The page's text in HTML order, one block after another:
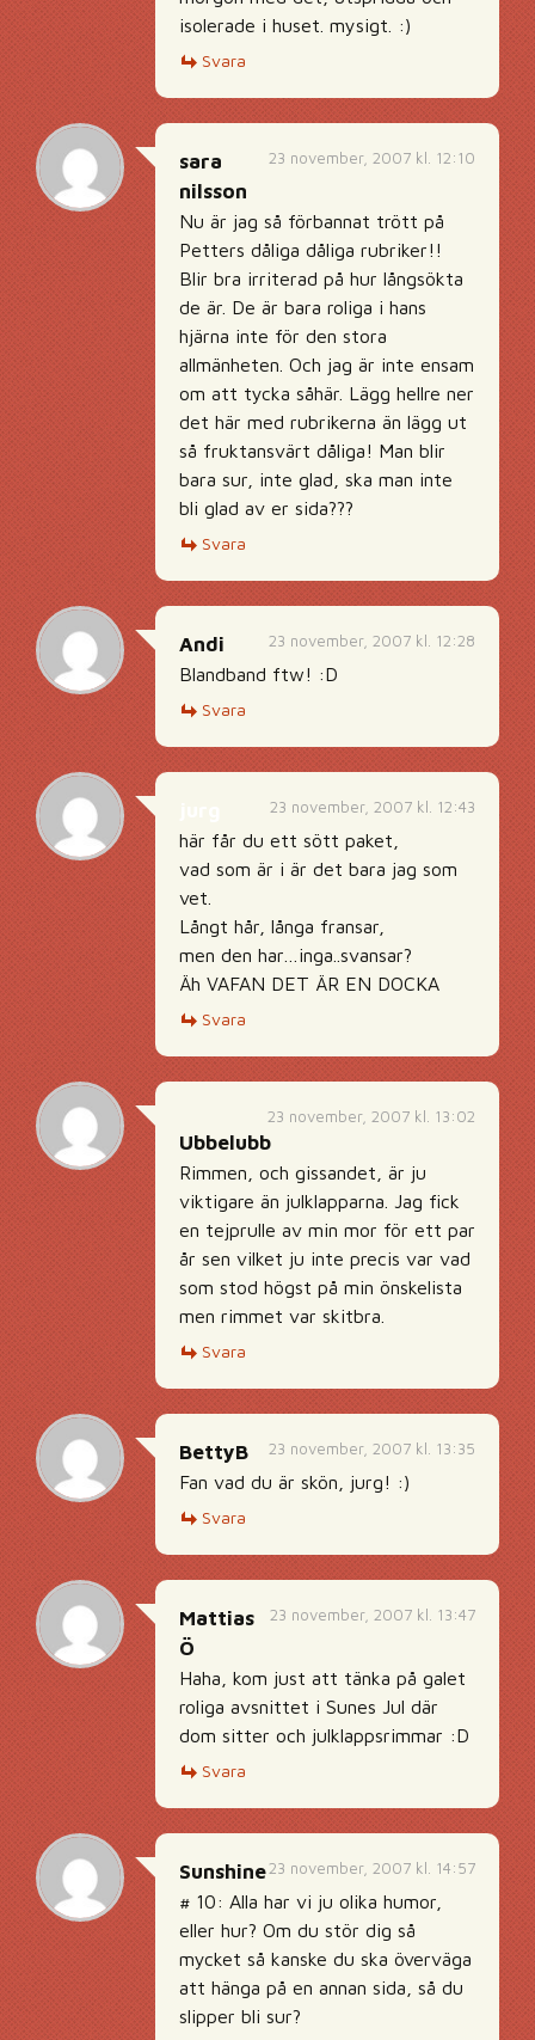
isolerade i huset. mysigt. :)
Svara
23 november, 2007 kl. 12:10
sara
nilsson
Nu är jag så förbannat trött på
Petters dåliga dåliga rubriker!!
Blir bra irriterad på hur långsökta
de är. De är bara roliga i hans
hjärna inte för den stora
allmänheten. Och jag är inte ensam
om att tycka såhär. Lägg hellre ner
det här med rubrikerna än lägg ut
så fruktansvärt dåliga! Man blir
bara sur, inte glad, ska man inte
bli glad av er sida???
Svara
23 november, 2007 kl. 12:28
Andi
Blandband ftw! :D
Svara
23 november, 2007 kl. 12:43
här får du ett sött paket,
vad som är i är det bara jag som
vet.
Långt hår, långa fransar,
men den har…inga..svansar?
Äh VAFAN DET ÄR EN DOCKA
Svara
23 november, 2007 kl. 13:02
Ubbelubb
Rimmen, och gissandet, är ju
viktigare än julklapparna. Jag fick
en tejprulle av min mor för ett par
år sen vilket ju inte precis var vad
som stod högst på min önskelista
men rimmet var skitbra.
Svara
23 november, 2007 kl. 13:35
BettyB
Fan vad du är skön, jurg! :)
Svara
23 november, 2007 kl. 13:47
Mattias
Ö
Haha, kom just att tänka på galet
roliga avsnittet i Sunes Jul där
dom sitter och julklappsrimmar :D
Svara
23 november, 2007 kl. 14:57
Sunshine
# 10: Alla har vi ju olika humor,
eller hur? Om du stör dig så
mycket så kanske du ska överväga
att hänga på en annan sida, så du
slipper bli sur?